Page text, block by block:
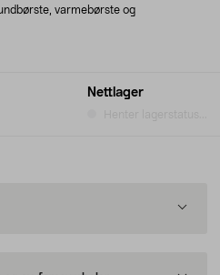
Nettlager
varmebørste og